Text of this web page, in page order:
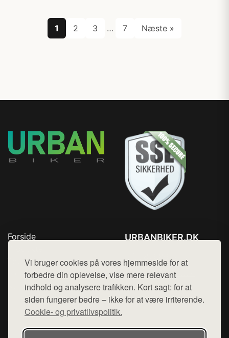
Vi bruger cookies på vores hjemmeside for at
forbedre din oplevelse, vise mere relevant
indhold og analysere trafikken. Kort sagt: for at
siden fungerer bedre – ikke for at være irriterende.
Cookie- og privatlivspolitik.
1 2 3 … 7 Næste »
Forside
Top Rabatter
Blog
Kontakt
URBANBIKER.DK
Mail: hej@want.dk
Cookie- og privatlivspolitik